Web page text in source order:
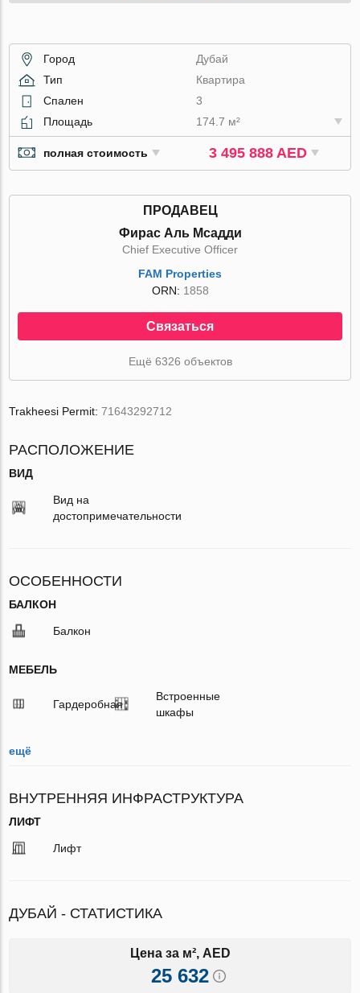
Город
Дубай
Тип
Квартира
Спален
3
Площадь
174.7 м²
полная стоимость 3 495 888 AED
ПРОДАВЕЦ
Фирас Аль Мсадди
Chief Executive Officer
FAM Properties
ORN: 1858
Связаться
Ещё 6326 объектов
Trakheesi Permit:71643292712
РАСПОЛОЖЕНИЕ
ВИД
Вид на
достопримечательности
ОСОБЕННОСТИ
БАЛКОН
Балкон
МЕБЕЛЬ
Гардеробная
Встроенные
шкафы
ещё
ВНУТРЕННЯЯ ИНФРАСТРУКТУРА
ЛИФТ
Лифт
ДУБАЙ - СТАТИСТИКА
Цена за м², AED
25 632